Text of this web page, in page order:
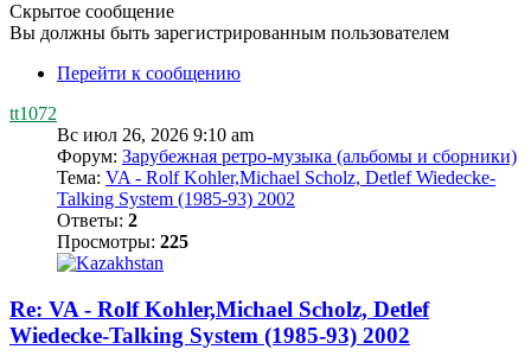
Скрытое сообщение
Вы должны быть зарегистрированным пользователем
Перейти к сообщению
tt1072
Вс июл 26, 2026 9:10 am
Форум: Зарубежная ретро-музыка (альбомы и сборники)
Тема: VA - Rolf Kohler,Michael Scholz, Detlef Wiedecke-
Talking System (1985-93) 2002
Ответы: 2
Просмотры: 225
Re: VA - Rolf Kohler,Michael Scholz, Detlef
Wiedecke-Talking System (1985-93) 2002